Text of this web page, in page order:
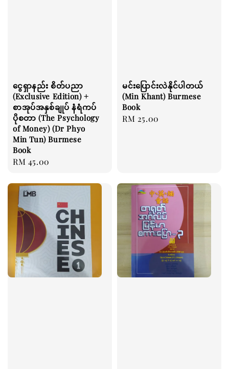
ငွေရှာနည်း စိတ်ပညာ
(Exclusive Edition) +
စာအုပ်အနှစ်ချုပ် နံရံကပ်
ပိုစတာ (The Psychology
of Money) (Dr Phyo
Min Tun) Burmese
Book
Regular
RM 45.00
မင်းပြောင်းလဲနိုင်ပါတယ်
(Min Khant) Burmese
Book
Regular
RM 25.00